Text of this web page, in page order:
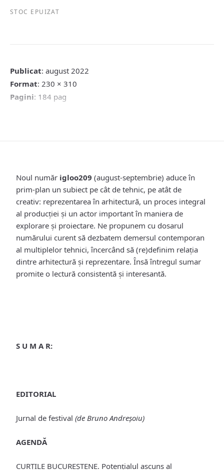
STOC EPUIZAT
Publicat: august 2022
Format: 230 × 310
Pagini: 184 pag
Noul număr igloo209 (august-septembrie) aduce în
prim-plan un subiect pe cât de tehnic, pe atât de
creativ: reprezentarea în arhitectură, un proces integral
al producției și un actor important în maniera de
explorare și proiectare. Ne propunem cu dosarul
numărului curent să dezbatem demersul contemporan
al multiplelor tehnici, încercând să (re)definim relația
dintre arhitectură și reprezentare. Însă întregul sumar
promite o lectură consistentă și interesantă.
S U M A R:
EDITORIAL
Jurnal de festival (de Bruno Andreșoiu)
AGENDĂ
CURŢILE BUCUREȘTENE. Potenţialul ascuns al